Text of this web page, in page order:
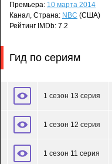
Премьера: 10 марта 2014
Канал, Страна: NBC (США)
Рейтинг IMDb: 7.2
Гид по сериям
1 сезон 13 серия
1 сезон 12 серия
1 сезон 11 серия